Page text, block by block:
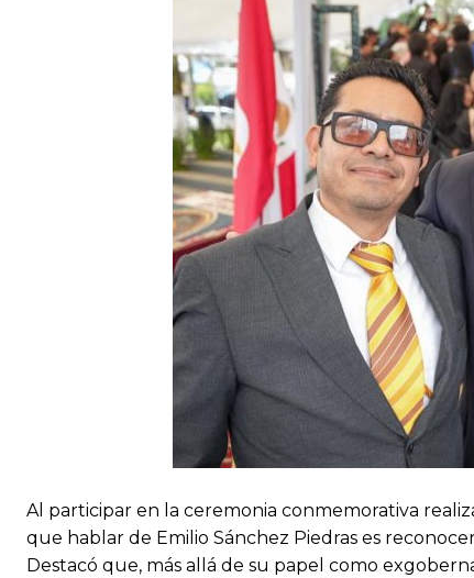
Al participar en la ceremonia conmemorativa
que hablar de Emilio Sánchez Piedras es
Destacó que, más allá de su papel como